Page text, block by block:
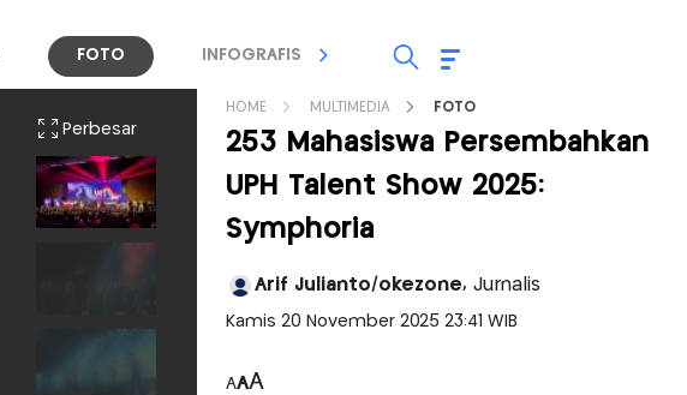
FOTO INFOGRAFIS TV STREAMING
Perbesar
HOME MULTIMEDIA FOTO
253 Mahasiswa Persembahkan
UPH Talent Show 2025:
Symphoria
Arif Julianto/okezone, Jurnalis
Kamis 20 November 2025 23:41 WIB
AAA